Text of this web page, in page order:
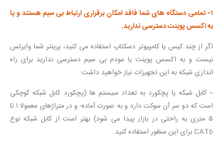
۱- تمامی دستگاه های شما فاقد امکان برقراری ارتباط بی سیم هستند و یا
به اکسس پوینت دسترسی ندارید.
اگر از چند کیس یا کامپیوتر دسکتاپ استفاده می کنید، پرینتر شما وایرلس
نیست و به اکسس پوینت یا مودم بی سیم دسترسی ندارید برای راه
اندازی شبکه به این تجهیزات نیاز خواهید داشت:
– کابل شبکه یا پچکورد به تعداد سیستم ها (پچکورد کابل شبکه کوچکی
است که دو سر آن سوکت دارد و به صورت آماده- و در متراژهای معمولا ۱ تا
۵ متری به راحتی در بازار پیدا می شود) بهتر است از کابل شبکه نوع
CAT6 برای این منظور استفاده کنید.